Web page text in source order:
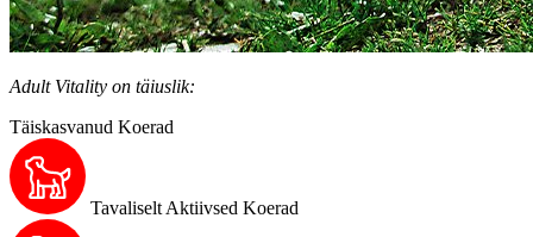
Adult Vitality on täiuslik:
Täiskasvanud Koerad
Tavaliselt Aktiivsed Koerad